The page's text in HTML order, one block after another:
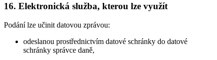
16. Elektronická služba, kterou lze využít
Podání lze učinit datovou zprávou:
odeslanou prostřednictvím datové schránky do datové
schránky správce daně,